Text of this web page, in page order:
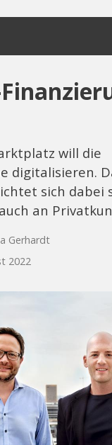
will die
digitalisieren.
sich dabei
an
Gerhardt
2022